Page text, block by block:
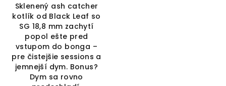
Sklenený ash catcher
kotlík od Black Leaf so
SG 18,8 mm zachytí
popol ešte pred
vstupom do bonga –
pre čistejšie sessions a
jemnejší dym. Bonus?
Dym sa rovno